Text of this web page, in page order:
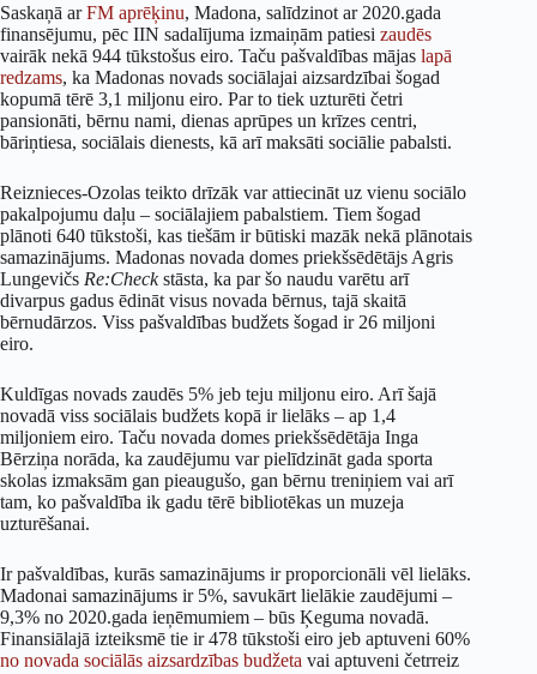
Saskaņā arFM aprēķinu, Madona, salīdzinot ar 2020.gada
finansējumu, pēc IIN sadalījuma izmaiņām patiesi zaudēs
vairāk nekā 944 tūkstošus eiro. Taču pašvaldības mājas lapā
redzams, ka Madonas novads sociālajai aizsardzībai šogad
kopumā tērē 3,1 miljonu eiro. Par to tiek uzturēti četri
pansionāti, bērnu nami, dienas aprūpes un krīzes centri,
bāriņtiesa, sociālais dienests, kā arī maksāti sociālie pabalsti.
Reiznieces-Ozolas teikto drīzāk var attiecināt uz vienu sociālo
pakalpojumu daļu – sociālajiem pabalstiem. Tiem šogad
plānoti 640 tūkstoši, kas tiešām ir būtiski mazāk nekā plānotais
samazinājums. Madonas novada domes priekšsēdētājs Agris
Lungevičs Re:Checkstāsta, ka par šo naudu varētu arī
divarpus gadus ēdināt visus novada bērnus, tajā skaitā
bērnudārzos. Viss pašvaldības budžets šogad ir 26 miljoni
eiro.
Kuldīgas novads zaudēs 5% jeb teju miljonu eiro. Arī šajā
novadā viss sociālais budžets kopā ir lielāks – ap 1,4
miljoniem eiro. Taču novada domes priekšsēdētāja Inga
Bērziņa norāda, ka zaudējumu var pielīdzināt gada sporta
skolas izmaksām gan pieaugušo, gan bērnu treniņiem vai arī
tam, ko pašvaldība ik gadu tērē bibliotēkas un muzeja
uzturēšanai.
Ir pašvaldības, kurās samazinājums ir proporcionāli vēl lielāks.
Madonai samazinājums ir 5%, savukārt lielākie zaudējumi –
9,3% no 2020.gada ieņēmumiem – būs Ķeguma novadā.
Finansiālajā izteiksmē tie ir 478 tūkstoši eiro jeb aptuveni 60%
no novada sociālās aizsardzības budžeta vai aptuveni četrreiz